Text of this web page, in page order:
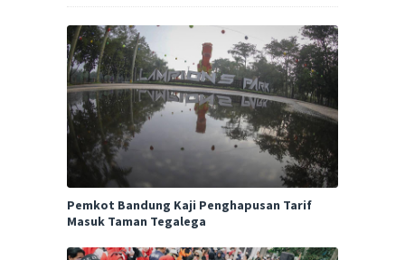
Pemkot Bandung Kaji Penghapusan Tarif
Masuk Taman Tegalega